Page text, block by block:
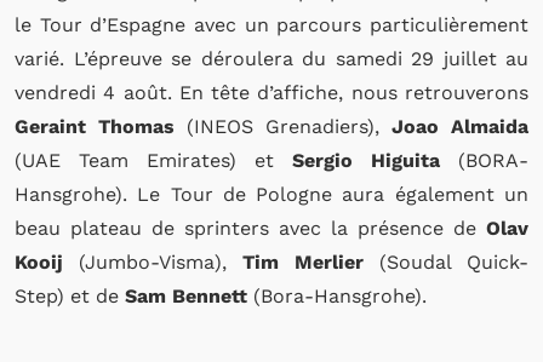
le Tour d’Espagne avec un parcours particulièrement
varié. L’épreuve se déroulera du samedi 29 juillet au
vendredi 4 août. En tête d’affiche, nous retrouverons
Geraint Thomas (INEOS Grenadiers), Joao Almaida
(UAE Team Emirates) et Sergio Higuita (BORA-
Hansgrohe). Le Tour de Pologne aura également un
beau plateau de sprinters avec la présence de Olav
Kooij (Jumbo-Visma), Tim Merlier (Soudal Quick-
Step) et de Sam Bennett (Bora-Hansgrohe).